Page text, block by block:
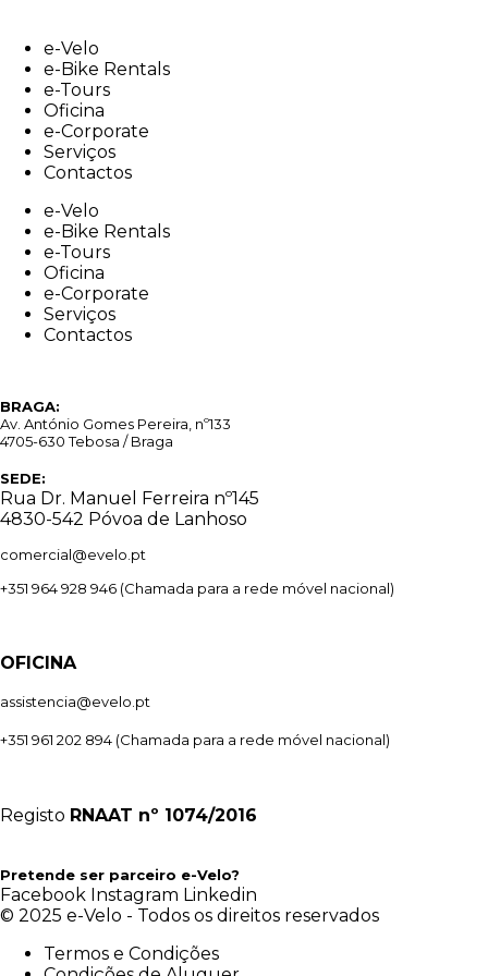
contente-Velo
e-Bike Rentals
e-Tours
Oficina
e-Corporate
Serviços
Contactos
e-Velo
e-Bike Rentals
e-Tours
Oficina
e-Corporate
Serviços
Contactos
BRAGA:
Av. António Gomes Pereira, nº133
4705-630 Tebosa / Braga
SEDE:
Rua Dr. Manuel Ferreira nº145
4830-542 Póvoa de Lanhoso
comercial@evelo.pt
+351 964 928 946 (Chamada para a rede móvel nacional)
OFICINA
assistencia@evelo.pt
+351 961 202 894 (Chamada para a rede móvel nacional)
Registo RNAAT nº 1074/2016
Pretende ser parceiro e-Velo?
Facebook Instagram Linkedin
© 2025 e-Velo - Todos os direitos reservados
Termos e Condições